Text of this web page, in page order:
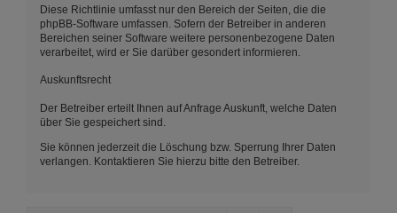
Diese Richtlinie umfasst nur den Bereich der Seiten, die die
phpBB-Software umfassen. Sofern der Betreiber in anderen
Bereichen seiner Software weitere personenbezogene Daten
verarbeitet, wird er Sie darüber gesondert informieren.
Auskunftsrecht
Der Betreiber erteilt Ihnen auf Anfrage Auskunft, welche Daten
über Sie gespeichert sind.
Sie können jederzeit die Löschung bzw. Sperrung Ihrer Daten
verlangen. Kontaktieren Sie hierzu bitte den Betreiber.